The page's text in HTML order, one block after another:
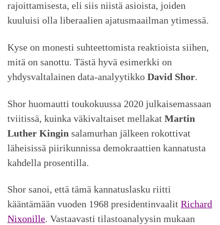
rajoittamisesta, eli siis niistä asioista, joiden
kuuluisi olla liberaalien ajatusmaailman ytimessä.
Kyse on monesti suhteettomista reaktioista siihen,
mitä on sanottu. Tästä hyvä esimerkki on
yhdysvaltalainen data-analyytikko David Shor.
Shor huomautti toukokuussa 2020 julkaisemassaan
tviitissä, kuinka väkivaltaiset mellakat Martin
Luther Kingin salamurhan jälkeen rokottivat
läheisissä piirikunnissa demokraattien kannatusta
kahdella prosentilla.
Shor sanoi, että tämä kannatuslasku riitti
kääntämään vuoden 1968 presidentinvaalit Richard
Nixonille. Vastaavasti tilastoanalyysin mukaan